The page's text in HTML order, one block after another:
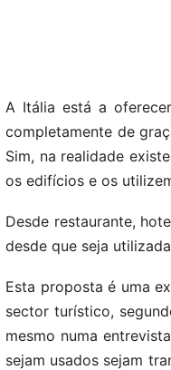
A Itália está a
completamente de
Sim, na realidade
os edifícios e os
Desde restaurante,
desde que seja
Esta proposta é uma
sector turístico,
mesmo numa
sejam usados ​​sejam